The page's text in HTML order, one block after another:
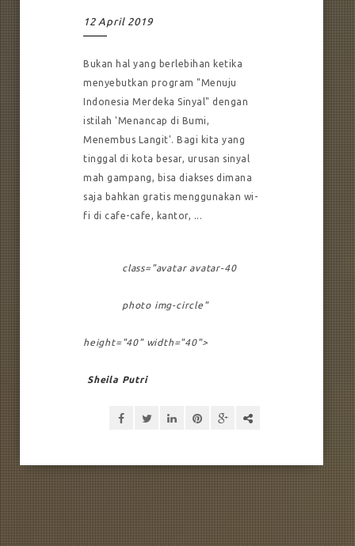
12 April 2019
Bukan hal yang berlebihan ketika
menyebutkan program "Menuju
Indonesia Merdeka Sinyal" dengan
istilah 'Menancap di Bumi,
Menembus Langit'. Bagi kita yang
tinggal di kota besar, urusan sinyal
mah gampang, bisa diakses dimana
saja bahkan gratis menggunakan wi-
fi di cafe-cafe, kantor, ...
class="avatar avatar-40
photo img-circle"
height="40" width="40">
Sheila Putri